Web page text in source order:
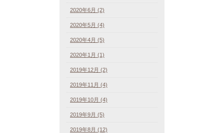
2020年6月 (2)
2020年5月 (4)
2020年4月 (5)
2020年1月 (1)
2019年12月 (2)
2019年11月 (4)
2019年10月 (4)
2019年9月 (5)
2019年8月 (12)